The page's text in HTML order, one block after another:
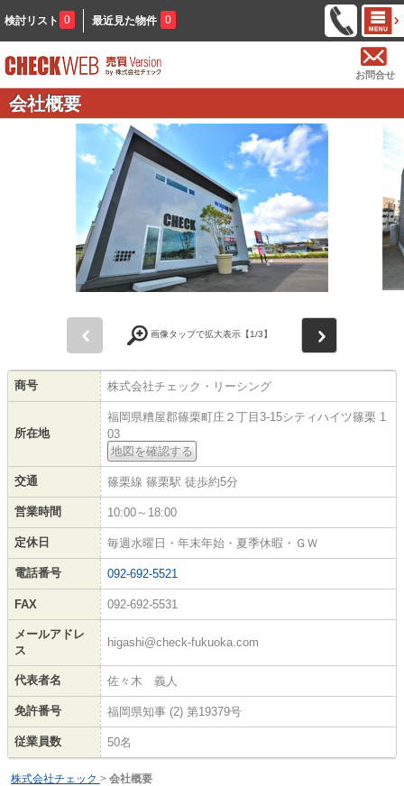
検討リスト 0 最近見た物件 0
お問合せ
会社概要
画像タップで拡大表示【1/3】
商号 株式会社チェック・リーシング
所在地
福岡県糟屋郡篠栗町庄２丁目3-15シティハイツ篠栗 1
03
地図を確認する
交通 篠栗線 篠栗駅 徒歩約5分
営業時間 10:00～18:00
定休日 毎週水曜日・年末年始・夏季休暇・ＧＷ
電話番号 092-692-5521
FAX 092-692-5531
メールアドレ
ス
higashi@check-fukuoka.com
代表者名 佐々木 義人
免許番号 福岡県知事 (2) 第19379号
従業員数 50名
株式会社チェック > 会社概要